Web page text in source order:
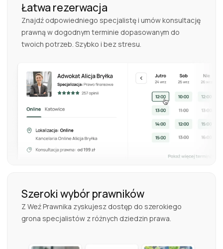
Łatwa rezerwacja
Znajdź odpowiedniego specjalistę i umów konsultację
prawną w dogodnym terminie dopasowanym do
twoich potrzeb. Szybko i bez stresu.
Szeroki wybór prawników
Z Weź Prawnika zyskujesz dostęp do szerokiego
grona specjalistów z różnych dziedzin prawa.